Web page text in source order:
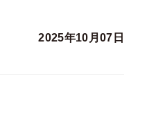
2025年10月07日